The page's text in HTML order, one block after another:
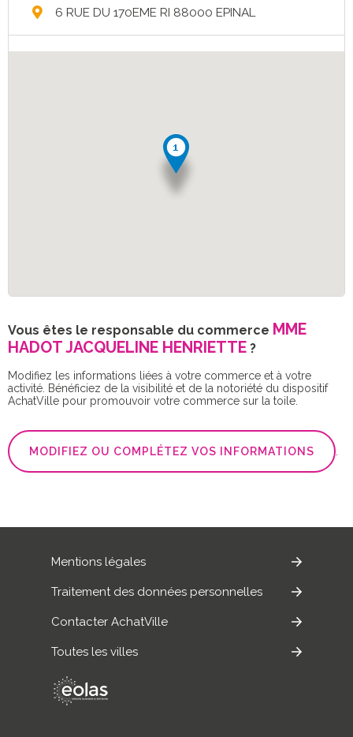
6 RUE DU 170EME RI 88000 EPINAL
Vous êtes le responsable du commerce MME
HADOT JACQUELINE HENRIETTE ?
Modifiez les informations liées à votre commerce et à votre
activité. Bénéficiez de la visibilité et de la notoriété du dispositif
AchatVille pour promouvoir votre commerce sur la toile.
MODIFIEZ OU COMPLÉTEZ VOS INFORMATIONS
Mentions légales
Traitement des données personnelles
Contacter AchatVille
Toutes les villes